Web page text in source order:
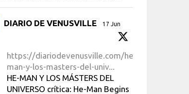
DIARIO DE VENUSVILLE 17 Jun
https://diariodevenusville.com/he-
man-y-los-masters-del-univ...
HE-MAN Y LOS MÁSTERS DEL
UNIVERSO crítica: He-Man Begins